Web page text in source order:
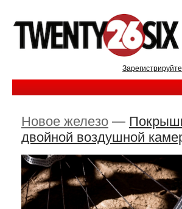
Новое железо —
двойной воздушной